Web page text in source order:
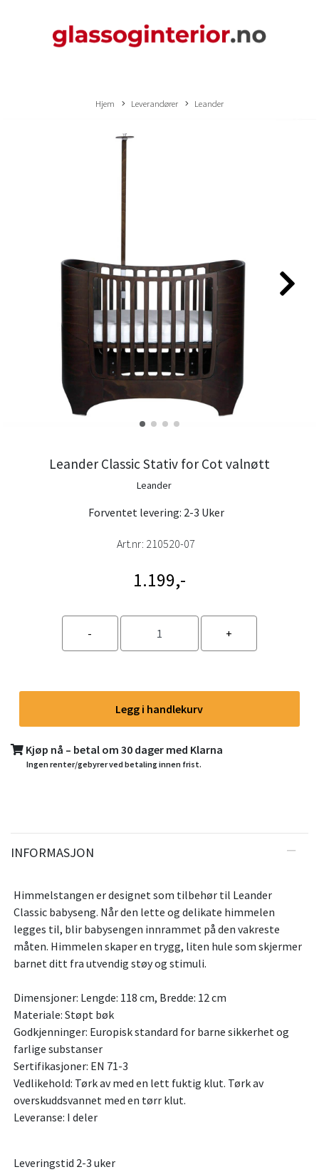
Hjem Leverandører Leander
Leander Classic Stativ for Cot valnøtt
Leander
Forventet levering: 2-3 Uker
Art.nr: 210520-07
1.199,-
Legg i handlekurv
Kjøp nå – betal om 30 dager med Klarna
Ingen renter/gebyrer ved betaling innen frist.
INFORMASJON
Himmelstangen er designet som tilbehør til Leander
Classic babyseng. Når den lette og delikate himmelen
legges til, blir babysengen innrammet på den vakreste
måten. Himmelen skaper en trygg, liten hule som skjermer
barnet ditt fra utvendig støy og stimuli.
Dimensjoner: Lengde: 118 cm, Bredde: 12 cm
Materiale: Støpt bøk
Godkjenninger: Europisk standard for barne sikkerhet og
farlige substanser
Sertifikasjoner: EN 71-3
Vedlikehold: Tørk av med en lett fuktig klut. Tørk av
overskuddsvannet med en tørr klut.
Leveranse: I deler
Leveringstid 2-3 uker